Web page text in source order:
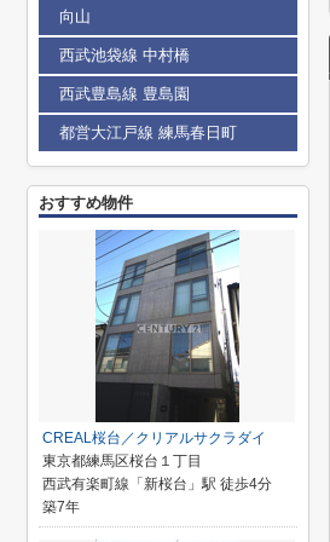
向山
西武池袋線 中村橋
西武豊島線 豊島園
都営大江戸線 練馬春日町
おすすめ物件
CREAL桜台／クリアルサクラダイ
東京都練馬区桜台１丁目
西武有楽町線「新桜台」駅 徒歩4分
築7年